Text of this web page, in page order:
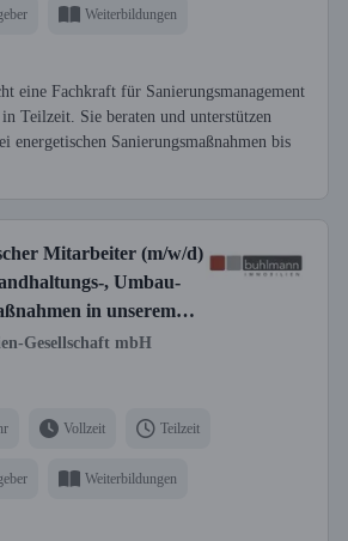
Weiterbildungen
eine Fachkraft für Sanierungsmanagement
Teilzeit. Sie beraten und unterstützen
energetischen Sanierungsmaßnahmen bis
Mitarbeiter (m/w/d)
, Umbau-
in unserem
Gesellschaft mbH
Vollzeit Teilzeit
Weiterbildungen